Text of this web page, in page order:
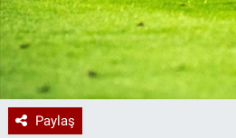
Paylaş
Sağlık
Teknoloji
Ramazan